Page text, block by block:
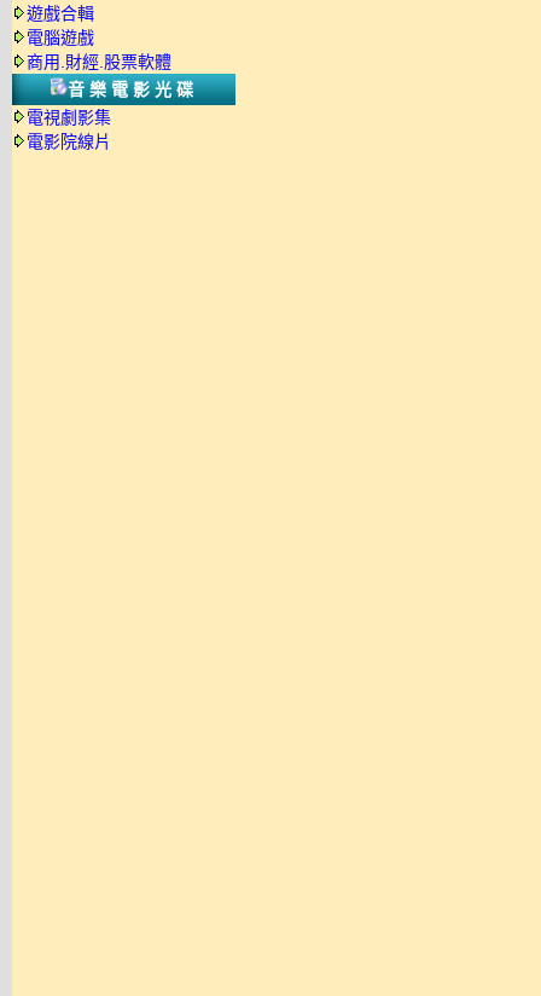
遊戲合輯
電腦遊戲
商用.財經.股票軟體
音樂電影光碟
電視劇影集
電影院線片